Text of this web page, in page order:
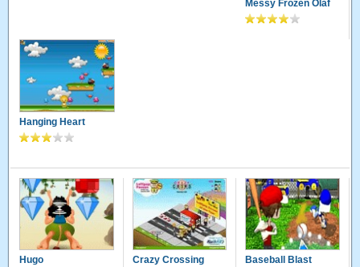
Messy Frozen Olaf
Hanging Heart
Hugo Crazy Crossing Baseball Blast